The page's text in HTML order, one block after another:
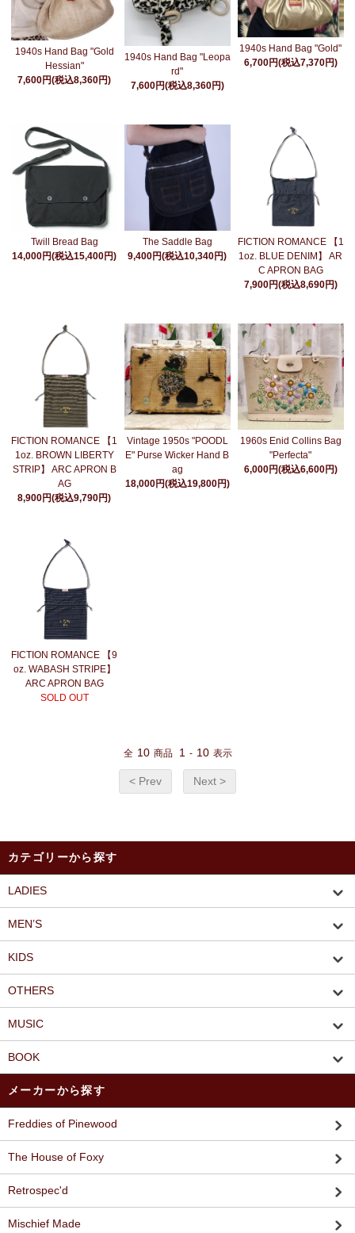
1940s Hand Bag "Gold
Hessian"
7,600円(税込8,360円)
1940s Hand Bag "Leopa
rd"
7,600円(税込8,360円)
1940s Hand Bag "Gold"
6,700円(税込7,370円)
Twill Bread Bag
14,000円(税込15,400円)
The Saddle Bag
9,400円(税込10,340円)
FICTION ROMANCE 【1
1oz. BLUE DENIM】 AR
C APRON BAG
7,900円(税込8,690円)
FICTION ROMANCE 【1
1oz. BROWN LIBERTY
STRIP】 ARC APRON B
AG
8,900円(税込9,790円)
Vintage 1950s "POODL
E" Purse Wicker Hand B
ag
18,000円(税込19,800円)
1960s Enid Collins Bag
"Perfecta"
6,000円(税込6,600円)
FICTION ROMANCE 【9
oz. WABASH STRIPE】
ARC APRON BAG
SOLD OUT
全 10 商品 1 - 10 表示
< Prev Next >
カテゴリーから探す
LADIES
MEN’S
KIDS
OTHERS
MUSIC
BOOK
メーカーから探す
Freddies of Pinewood
The House of Foxy
Retrospec'd
Mischief Made